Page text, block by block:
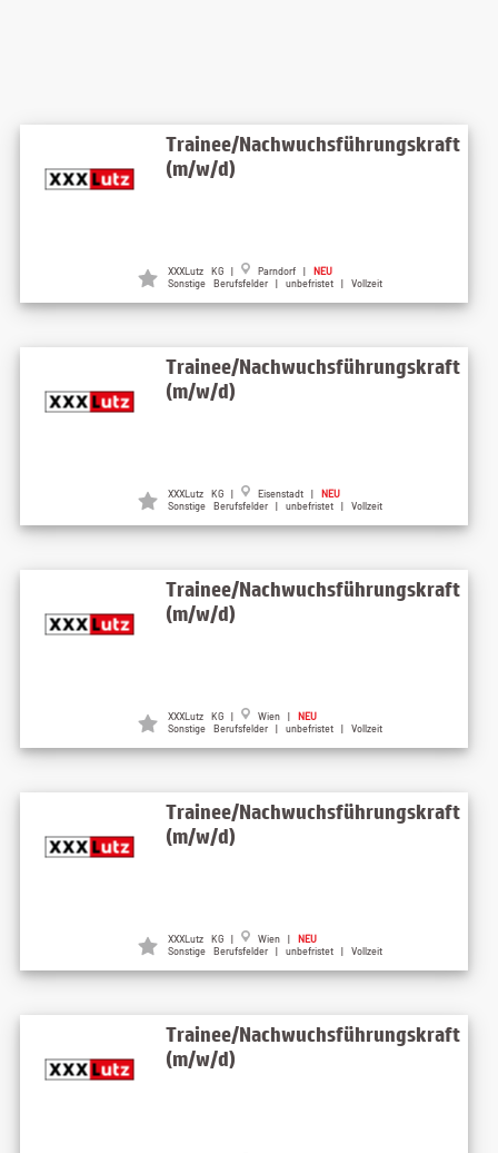
Trainee/Nachwuchsführungskraft
(m/w/d)
XXXLutz KG | Parndorf | NEU
Sonstige Berufsfelder | unbefristet | Vollzeit
Trainee/Nachwuchsführungskraft
(m/w/d)
XXXLutz KG | Eisenstadt | NEU
Sonstige Berufsfelder | unbefristet | Vollzeit
Trainee/Nachwuchsführungskraft
(m/w/d)
XXXLutz KG | Wien | NEU
Sonstige Berufsfelder | unbefristet | Vollzeit
Trainee/Nachwuchsführungskraft
(m/w/d)
XXXLutz KG | Wien | NEU
Sonstige Berufsfelder | unbefristet | Vollzeit
Trainee/Nachwuchsführungskraft
(m/w/d)